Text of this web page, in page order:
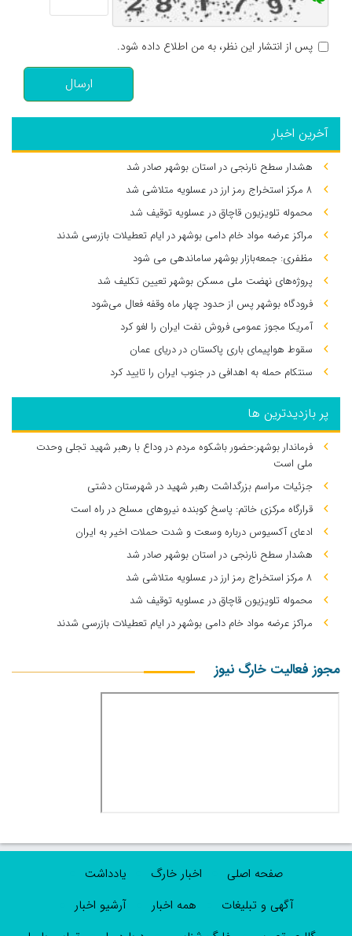
پس از انتشار این نظر، به من اطلاع داده شود.
ارسال
آخرین اخبار
هشدار سطح نارنجی در استان بوشهر صادر شد
۸ مرکز استخراج رمز ارز در عسلویه متلاشی شد
محموله تلویزیون قاچاق در عسلویه توقیف شد
مراکز عرضه مواد خام دامی بوشهر در ایام تعطیلات بازرسی شدند
مظفری: جمعه‌بازار بوشهر ساماندهی می‌ شود
پروژه‌های نهضت ملی مسکن بوشهر تعیین تکلیف شد
فرودگاه بوشهر پس از حدود چهار ماه وقفه فعال می‌شود
آمریکا مجوز عمومی فروش نفت ایران را لغو کرد
سقوط هواپیمای باری پاکستان در دریای عمان
سنتکام حمله به اهدافی در جنوب ایران را تایید کرد
پر بازدیدترین ها
فرماندار بوشهر:حضور باشکوه مردم در وداع با رهبر شهید تجلی وحدت
ملی است
جزئیات مراسم بزرگداشت رهبر شهید در شهرستان دشتی
قرارگاه مرکزی خاتم: پاسخ کوبنده نیروهای مسلح در راه است
ادعای آکسیوس درباره وسعت و شدت حملات اخیر به ایران
هشدار سطح نارنجی در استان بوشهر صادر شد
۸ مرکز استخراج رمز ارز در عسلویه متلاشی شد
محموله تلویزیون قاچاق در عسلویه توقیف شد
مراکز عرضه مواد خام دامی بوشهر در ایام تعطیلات بازرسی شدند
مجوز فعالیت خارگ نیوز
صفحه اصلی اخبار خارگ
یادداشت
آگهی و تبلیغات
همه اخبار
آرشیو اخبار